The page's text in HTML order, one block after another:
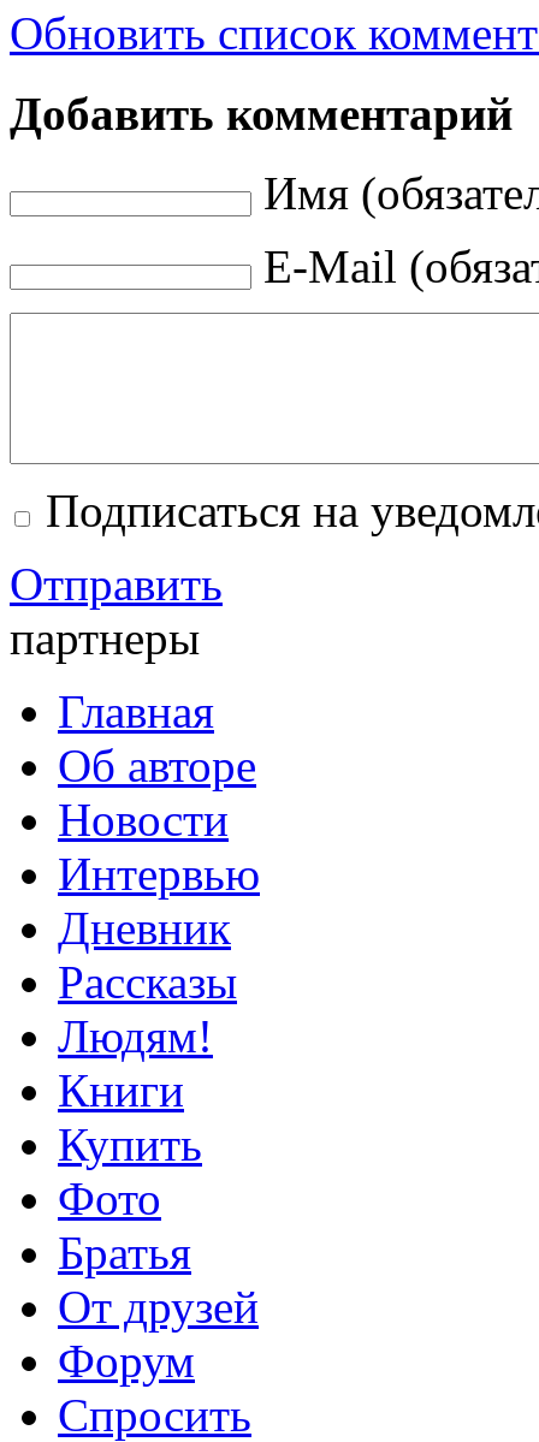
Обновить список
Добавить комментарий
Имя
E-Mail
Подписаться на
Отправить
партнеры
Главная
Об авторе
Новости
Интервью
Дневник
Рассказы
Людям!
Книги
Купить
Фото
Братья
От друзей
Форум
Спросить